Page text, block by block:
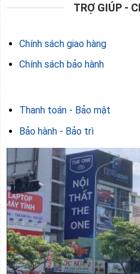
TRỢ GIÚP -
Chính sách giao hàng
Chính sách bảo hành
Thanh toán - Bảo mật
Bảo hành - Bảo trì